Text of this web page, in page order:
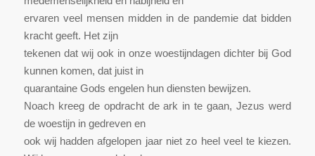
ervaren veel mensen midden in de pandemie dat bidden
kracht geeft. Het zijn
tekenen dat wij ook in onze woestijndagen dichter bij God
kunnen komen, dat juist in
quarantaine Gods engelen hun diensten bewijzen.
Noach kreeg de opdracht de ark in te gaan, Jezus werd
de woestijn in gedreven en
ook wij hadden afgelopen jaar niet zo heel veel te kiezen.